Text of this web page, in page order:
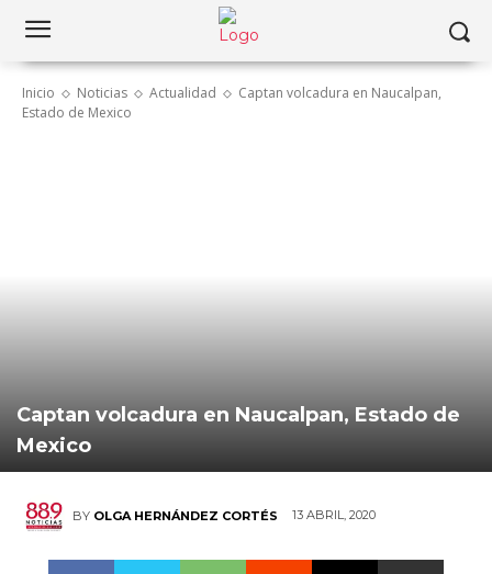
Inicio Noticias Actualidad
Captan volcadura en Naucalpan,
Estado de Mexico
Captan volcadura en Naucalpan, Estado de
Mexico
BY OLGA HERNÁNDEZ CORTÉS 13 ABRIL, 2020